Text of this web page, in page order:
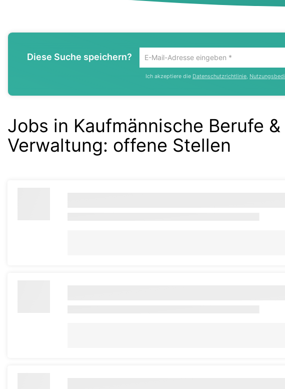
Diese Suche speichern?
Um
die
aktuelle
gib
deine
Emailadresse
ein
Ich akzeptiere die Datenschutzrichtlinie,
Jobs in Kaufmännische Berufe
Verwaltung: offene Stellen